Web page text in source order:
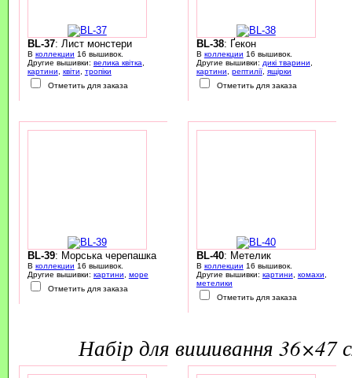
BL-37: Лист монстери
В коллекции 16 вышивок.
Другие вышивки: велика квітка
картини
квіти
тропіки
Отметить для заказа
BL-38: Ґекон
В коллекции 16 вышивок.
Другие вышивки: дикі тварини
картини
рептилії, ящірки
Отметить для заказа
BL-39: Морська черепашка
В коллекции 16 вышивок.
Другие вышивки: картини
море
Отметить для заказа
BL-40: Метелик
В коллекции 16 вышивок.
Другие вышивки: картини комахи
метелики
Отметить для заказа
набір для вишивання